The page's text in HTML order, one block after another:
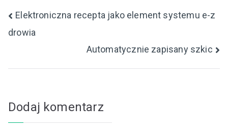
Nawigacja
wpisu
Elektroniczna recepta jako element systemu e-z
drowia
Automatycznie zapisany szkic
Dodaj komentarz